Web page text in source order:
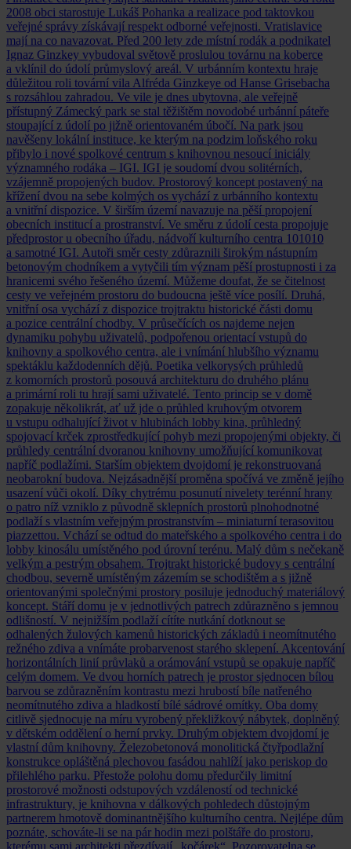
2008 obci starostuje Lukáš Pohanka a realizace pod taktovkou
veřejné správy získávají respekt odborné veřejnosti. Vratislavice
mají na co navazovat. Před 200 lety zde místní rodák a podnikatel
Ignaz Ginzkey vybudoval světově proslulou továrnu na koberce
a vklínil do údolí průmyslový areál. V urbánním kontextu hraje
důležitou roli tovární vila Alfréda Ginzkeye od Hanse Grisebacha
s rozsáhlou zahradou. Ve vile je dnes ubytovna, ale veřejně
přístupný Zámecký park se stal těžištěm novodobé urbánní páteře
stoupající z údolí po jižně orientovaném úbočí. Na park jsou
navěšeny lokální instituce, ke kterým na podzim loňského roku
přibylo i nové spolkové centrum s knihovnou nesoucí iniciály
významného rodáka – IGI. IGI je soudomí dvou solitérních,
vzájemně propojených budov. Prostorový koncept postavený na
křížení dvou na sebe kolmých os vychází z urbánního kontextu
a vnitřní dispozice. V širším území navazuje na pěší propojení
obecních institucí a prostranství. Ve směru z údolí cesta propojuje
předprostor u obecního úřadu, nádvoří kulturního centra 101010
a samotné IGI. Autoři směr cesty zdůraznili širokým nástupním
betonovým chodníkem a vytyčili tím význam pěší prostupnosti i za
hranicemi svého řešeného území. Můžeme doufat, že se čitelnost
cesty ve veřejném prostoru do budoucna ještě více posílí. Druhá,
vnitřní osa vychází z dispozice trojtraktu historické části domu
a pozice centrální chodby. V průsečících os najdeme nejen
dynamiku pohybu uživatelů, podpořenou orientací vstupů do
knihovny a spolkového centra, ale i vnímání hlubšího významu
spektáklu každodenních dějů. Poetika velkorysých průhledů
z komorních prostorů posouvá architekturu do druhého plánu
a primární roli tu hrají sami uživatelé. Tento princip se v domě
zopakuje několikrát, ať už jde o průhled kruhovým otvorem
u vstupu odhalující život v hlubinách lobby kina, průhledný
spojovací krček zprostředkující pohyb mezi propojenými objekty, či
průhledy centrální dvoranou knihovny umožňující komunikovat
napříč podlažími. Starším objektem dvojdomí je rekonstruovaná
neobarokní budova. Nejzásadnější proměna spočívá ve změně jejího
usazení vůči okolí. Díky chytrému posunutí nivelety terénní hrany
o patro níž vzniklo z původně sklepních prostorů plnohodnotné
podlaží s vlastním veřejným prostranstvím – miniaturní terasovitou
piazzettou. Vchází se odtud do mateřského a spolkového centra i do
lobby kinosálu umístěného pod úrovní terénu. Malý dům s nečekaně
velkým a pestrým obsahem. Trojtrakt historické budovy s centrální
chodbou, severně umístěným zázemím se schodištěm a s jižně
orientovanými společnými prostory posiluje jednoduchý materiálový
koncept. Stáří domu je v jednotlivých patrech zdůrazněno s jemnou
odlišností. V nejnižším podlaží cítíte nutkání dotknout se
odhalených žulových kamenů historických základů i neomítnutého
režného zdiva a vnímáte probarvenost starého sklepení. Akcentování
horizontálních linií průvlaků a orámování vstupů se opakuje napříč
celým domem. Ve dvou horních patrech je prostor sjednocen bílou
barvou se zdůrazněním kontrastu mezi hrubostí bíle natřeného
neomítnutého zdiva a hladkostí bílé sádrové omítky. Oba domy
citlivě sjednocuje na míru vyrobený překližkový nábytek, doplněný
v dětském oddělení o herní prvky. Druhým objektem dvojdomí je
vlastní dům knihovny. Železobetonová monolitická čtyřpodlažní
konstrukce opláštěná plechovou fasádou nahlíží jako periskop do
přilehlého parku. Přestože polohu domu předurčily limitní
prostorové možnosti odstupových vzdáleností od technické
infrastruktury, je knihovna v dálkových pohledech důstojným
partnerem hmotově dominantnějšího kulturního centra. Nejlépe dům
poznáte, schováte‑li se na pár hodin mezi polštáře do prostoru,
kterému sami architekti přezdívají „kočárek“. Pozorovatelna se